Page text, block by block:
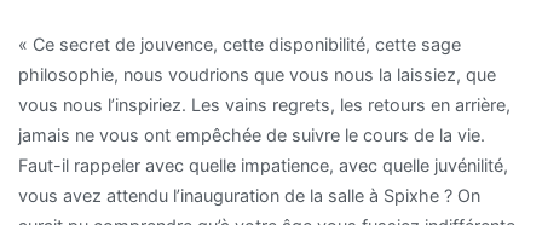
« Ce secret de jouvence, cette disponibilité, cette sage
philosophie, nous voudrions que vous nous la laissiez, que
vous nous l’inspiriez. Les vains regrets, les retours en arrière,
jamais ne vous ont empêchée de suivre le cours de la vie.
Faut-il rappeler avec quelle impatience, avec quelle juvénilité,
vous avez attendu l’inauguration de la salle à Spixhe ? On